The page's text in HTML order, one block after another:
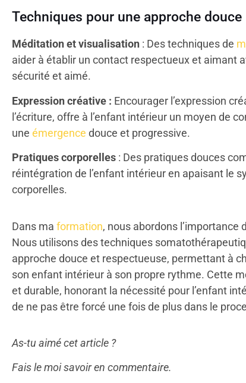
Techniques pour une approche douce
Méditation et visualisation : Des techniques de
aider à établir un contact respectueux et aimant
sécurité et aimé.
Expression créative : Encourager l’expression
l’écriture, offre à l’enfant intérieur un moyen de
une émergence douce et progressive.
Pratiques corporelles : Des pratiques douces
réintégration de l’enfant intérieur en apaisant le
corporelles.
Dans ma formation, nous abordons l’importance
Nous utilisons des techniques
approche douce et respectueuse, permettant à
son enfant intérieur à son propre rythme. Cette
et durable, honorant la nécessité pour l’enfant
de ne pas être forcé une fois de plus dans le
As-tu aimé cet article ?
Fais le moi savoir en commentaire.